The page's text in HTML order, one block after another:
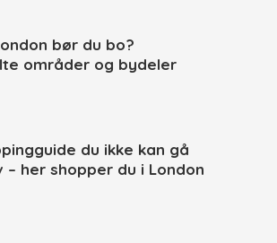
bør du bo?
områder og bydeler
du ikke kan gå
– her shopper du i London